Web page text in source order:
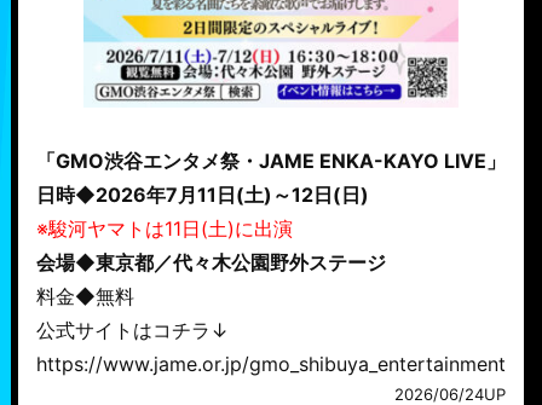
「GMO渋谷エンタメ祭・JAME ENKA-KAYO LIVE」
日時◆2026年7月11日(土)～12日(日)
※駿河ヤマトは11日(土)に出演
会場◆東京都／代々木公園野外ステージ
料金◆無料
公式サイトはコチラ↓
https://www.jame.or.jp/
2026/06/24UP